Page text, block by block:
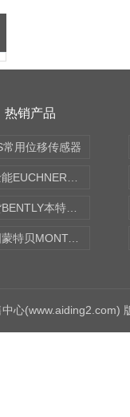
热销产品
常用位移传感器
法国蒙特贝MONTABERT打壳机凿岩机Z92
心(www.aiding2.com)